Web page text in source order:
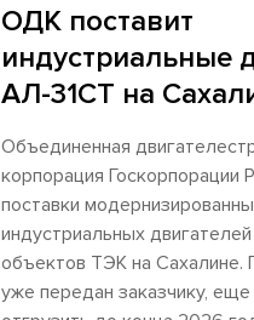
ОДК поставит
индустриальные
АЛ-31СТ на
Объединенная
корпорация Госкорпорации
поставки
индустриальных
объектов ТЭК на Сахалине.
уже передан заказчику,